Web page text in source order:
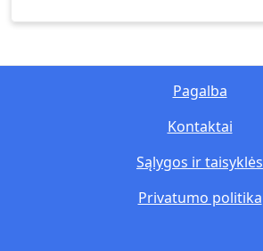
Privatumo politika
Sąlygos ir taisyklės
Kontaktai
Pagalba